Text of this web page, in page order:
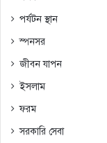
পর্যটন স্থান
স্পনসর
জীবন যাপন
ইসলাম
ফরম
সরকারি সেবা